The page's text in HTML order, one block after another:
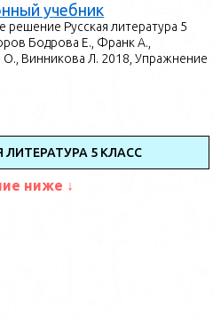
учебник
решение Русская литература 5
Бодрова Е., Франк А.,
О., Винникова Л. 2018, Упражнение
5 КЛАСС
ниже ↓